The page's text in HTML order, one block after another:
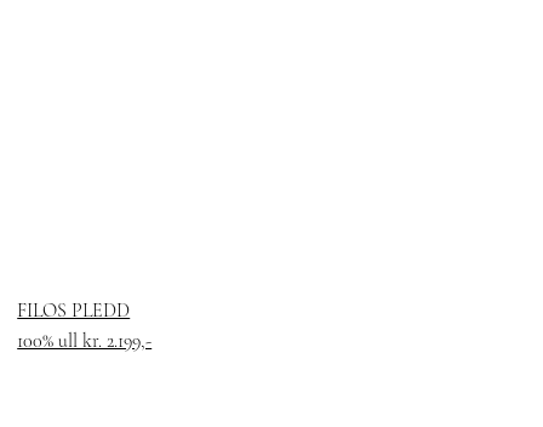
FILOS PLEDD
100% ull kr. 2.199,-